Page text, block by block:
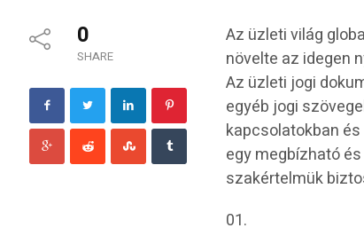
0
SHARE
Az üzleti világ
növelte az idegen
Az üzleti jogi
egyéb jogi
kapcsolatokban
egy megbízható
szakértelmük